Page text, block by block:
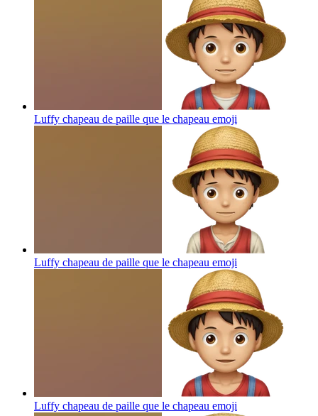
Luffy chapeau de paille que le chapeau emoji
Luffy chapeau de paille que le chapeau emoji
Luffy chapeau de paille que le chapeau emoji